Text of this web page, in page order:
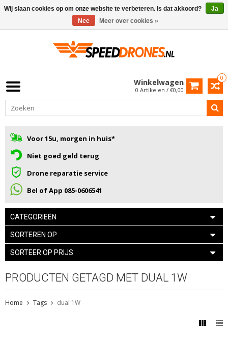
0
Winkelwagen
0 Artikelen / €0,00
Voor 15u, morgen in huis*
Niet goed geld terug
Drone reparatie service
Bel of App 085-0606541
CATEGORIEËN
SORTEREN OP
SORTEER OP PRIJS
PRODUCTEN GETAGD MET DUAL 1W
Home Tags dual 1W
Wij slaan cookies op om onze website te verbeteren. Is dat akkoord?
Ja
Nee
Meer over cookies »